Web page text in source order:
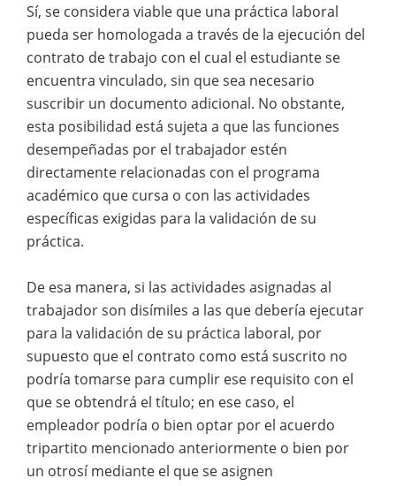
Sí, se considera viable que una práctica laboral
pueda ser homologada a través de la ejecución del
contrato de trabajo con el cual el estudiante se
encuentra vinculado, sin que sea necesario
suscribir un documento adicional. No obstante,
esta posibilidad está sujeta a que las funciones
desempeñadas por el trabajador estén
directamente relacionadas con el programa
académico que cursa o con las actividades
específicas exigidas para la validación de su
práctica.
De esa manera, si las actividades asignadas al
trabajador son disímiles a las que debería ejecutar
para la validación de su práctica laboral, por
supuesto que el contrato como está suscrito no
podría tomarse para cumplir ese requisito con el
que se obtendrá el título; en ese caso, el
empleador podría o bien optar por el acuerdo
tripartito mencionado anteriormente o bien por
un otrosí mediante el que se asignen